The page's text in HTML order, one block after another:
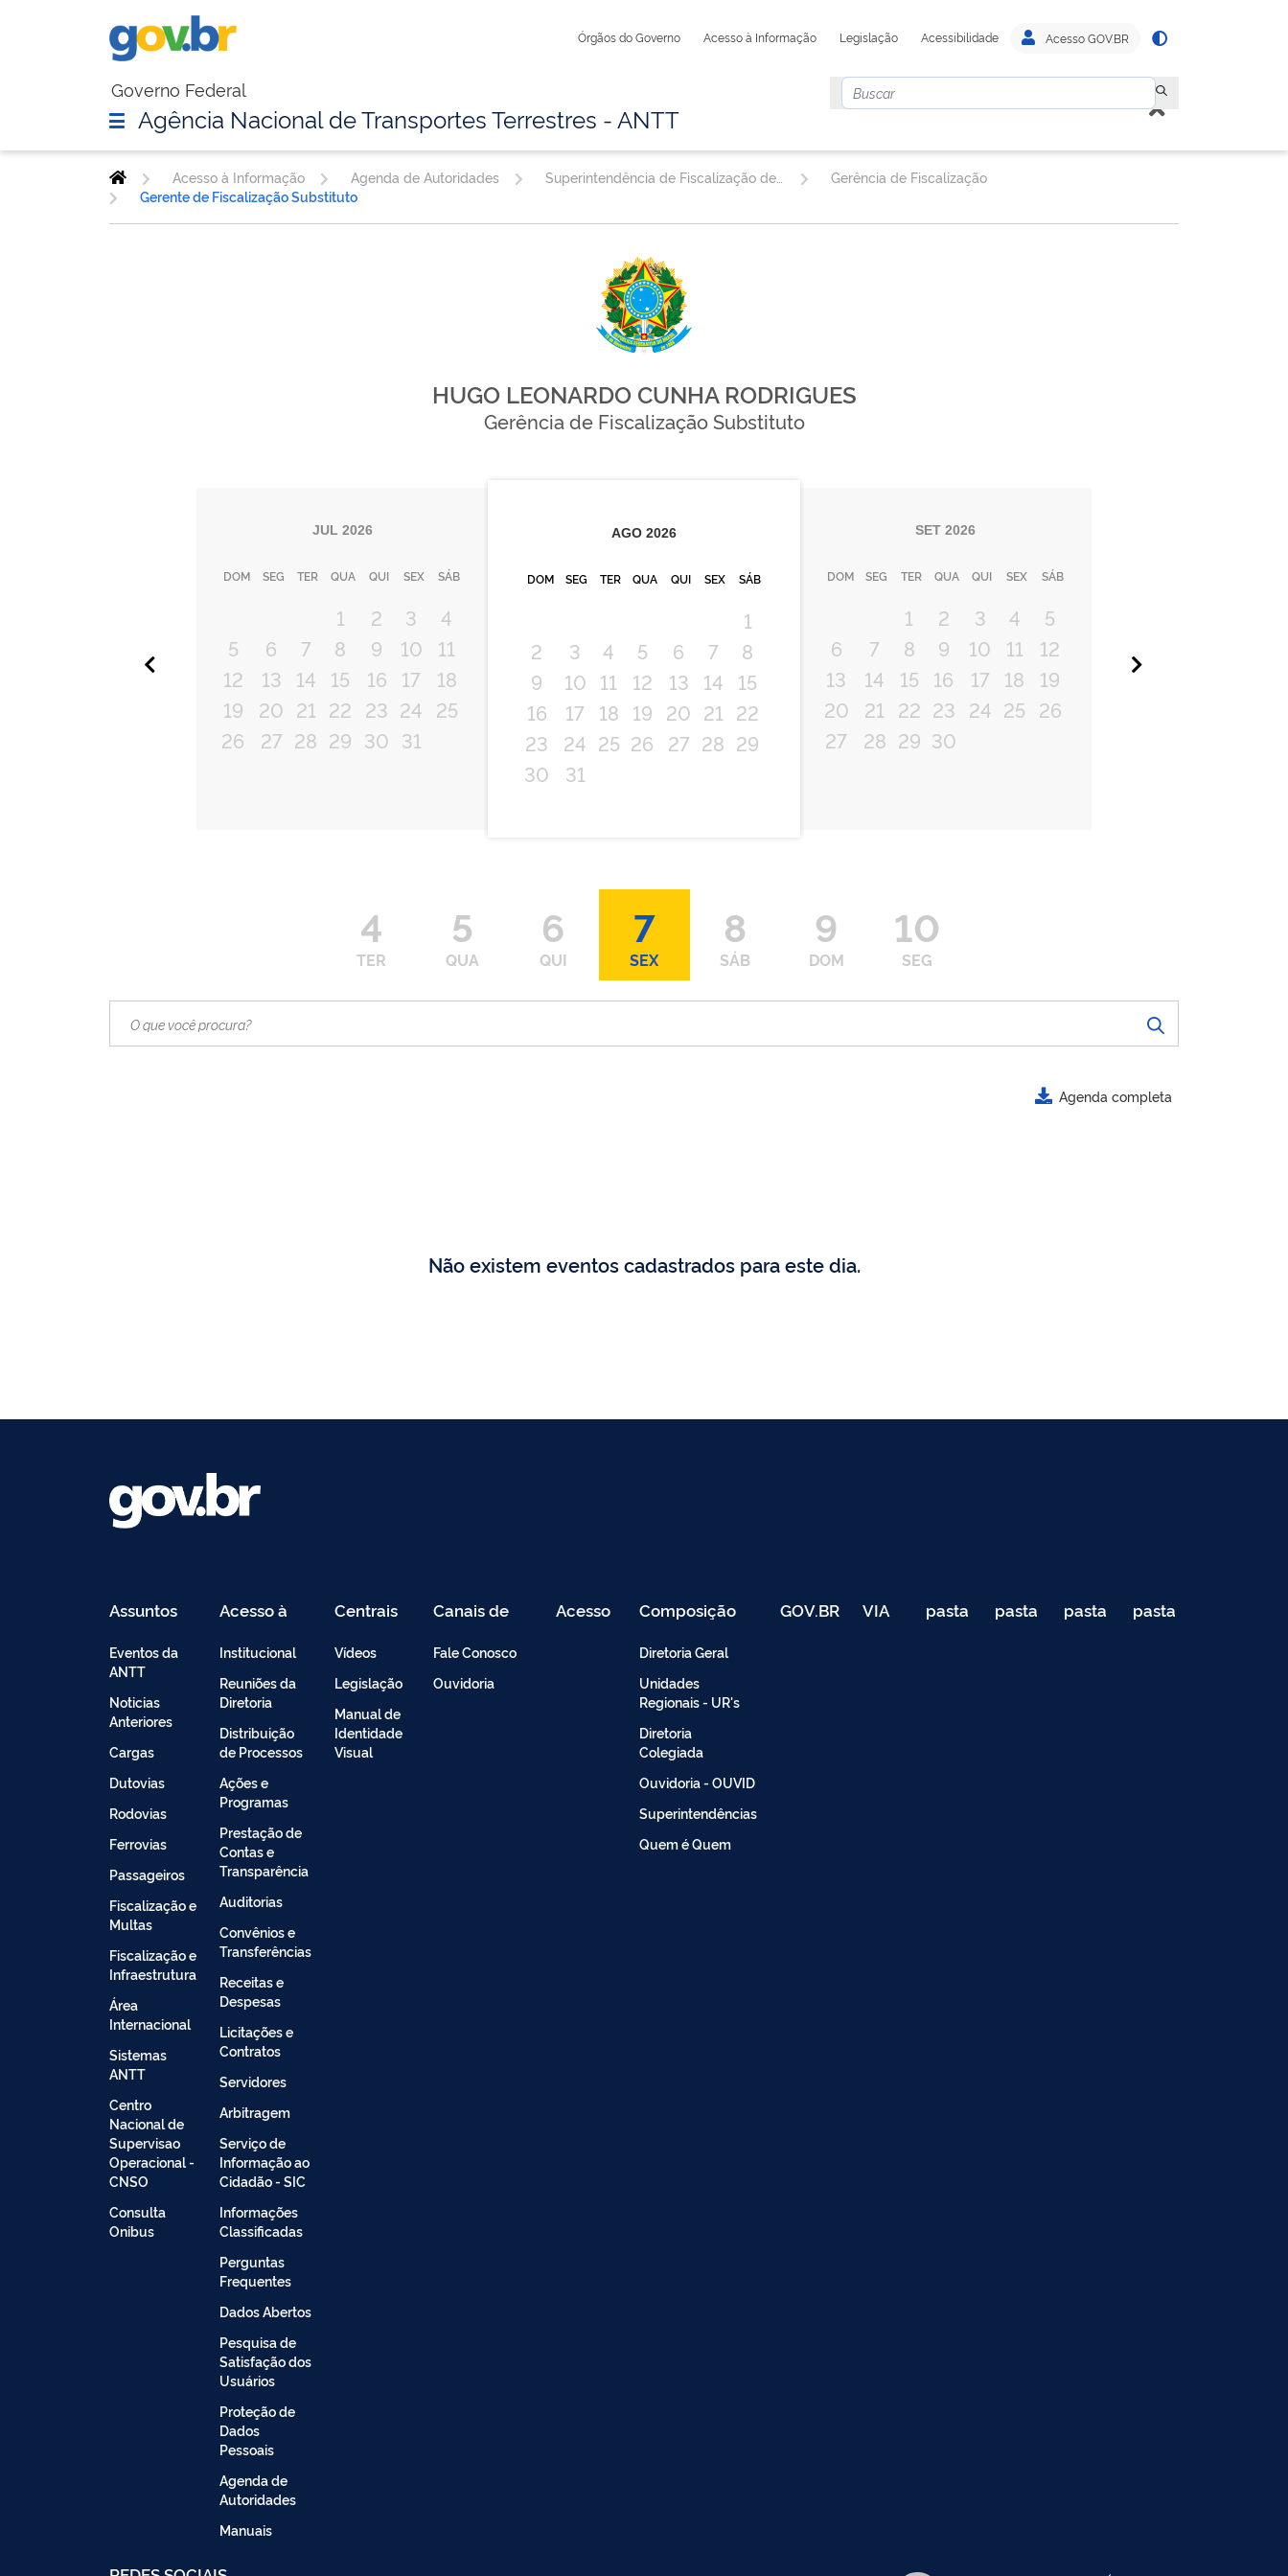
Órgãos do Governo Acesso à Informação Legislação Acessibilidade Acesso GOV.BR
Governo Federal
Agência Nacional de Transportes Terrestres - ANTT
Acesso à Informação Agenda de Autoridades Superintendência de Fiscalização de Serviços de Transporte Rodoviário de Cargas e Passageiros
Gerência de Fiscalização
Gerente de Fiscalização Substituto
HUGO LEONARDO CUNHA RODRIGUES
Gerência de Fiscalização Substituto
JUL 2026
DOM SEG TER QUA QUI SEX SÁB
1 2 3
4
5
6 7 8 9 10
11
12
13 14 15 16 17
18
19
20 21 22 23 24 25
26
27 28 29 30 31
AGO 2026
DOM SEG TER QUA QUI SEX SÁB
1
2
3 4 5 6 7
8
9
10 11 12 13 14
15
16
17 18 19 20 21 22
23
24 25 26 27 28 29
30
31
SET 2026
DOM SEG TER QUA QUI SEX SÁB
1 2 3 4
5
6
7 8 9 10 11
12
13
14 15 16 17 18
19
20
21 22 23 24 25 26
27
28 29 30
4
TER
5
QUA
6
QUI
7
SEX
8
SÁB
9
DOM
10
SEG
Agenda completa
Não existem eventos cadastrados para este dia.
Assuntos
Eventos da
ANTT
Noticias
Anteriores
Cargas
Dutovias
Rodovias
Ferrovias
Passageiros
Fiscalização e
Multas
Fiscalização e
Infraestrutura
Área
Internacional
Sistemas
ANTT
Centro
Nacional de
Supervisao
Operacional -
CNSO
Consulta
Onibus
Acesso à
Informação
Institucional
Reuniões da
Diretoria
Distribuição
de Processos
Ações e
Programas
Prestação de
Contas e
Transparência
Auditorias
Convênios e
Transferências
Receitas e
Despesas
Licitações e
Contratos
Servidores
Arbitragem
Serviço de
Informação ao
Cidadão - SIC
Informações
Classificadas
Perguntas
Frequentes
Dados Abertos
Pesquisa de
Satisfação dos
Usuários
Proteção de
Dados
Pessoais
Agenda de
Autoridades
Manuais
Centrais
de
Vídeos
Legislação
Manual de
Identidade
Visual
Canais de
Atendimento
Fale Conosco
Ouvidoria
Acesso
Restrito
Composição
Diretoria Geral
Unidades
Regionais - UR's
Diretoria
Colegiada
Ouvidoria - OUVID
Superintendências
Quem é Quem
GOV.BR VIA
040
pasta
de
pasta
de
pasta
de
pasta
de